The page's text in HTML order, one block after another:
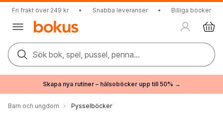
Fri frakt över 249 kr • Snabba leveranser • Billiga böcker
Sök bok, spel, pussel, penna...
Skapa nya rutiner – hälsoböcker upp till 50% →
Barn och ungdom Pysselböcker